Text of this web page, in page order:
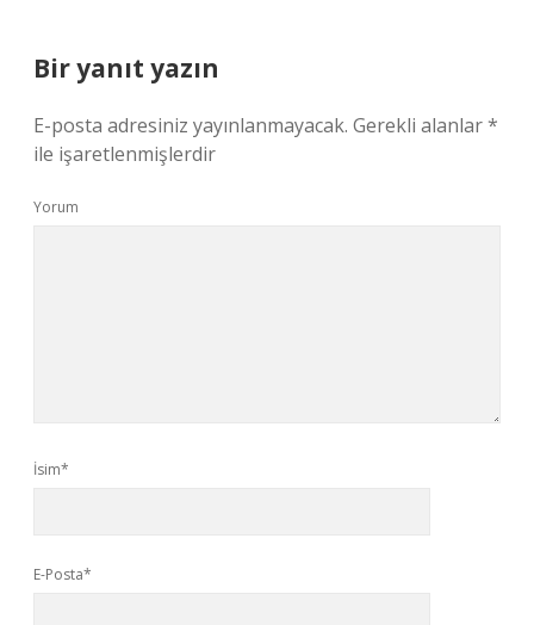
Bir yanıt yazın
E-posta adresiniz yayınlanmayacak. Gerekli alanlar*
ile işaretlenmişlerdir
Yorum
İsim*
E-Posta*